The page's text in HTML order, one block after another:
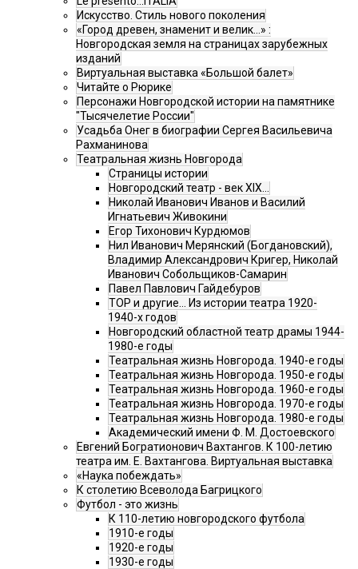
Искусство. Стиль нового поколения
«Город древен, знаменит и велик…» :
Новгородская земля на страницах зарубежных
изданий
Виртуальная выставка «Большой балет»
Читайте о Рюрике
Персонажи Новгородской истории на памятнике
"Тысячелетие России"
Усадьба Онег в биографии Сергея Васильевича
Рахманинова
Театральная жизнь Новгорода
Страницы истории
Новгородский театр - век XIX…
Николай Иванович Иванов и Василий
Игнатьевич Живокини
Егор Тихонович Курдюмов
Нил Иванович Мерянский (Богдановский),
Владимир Александрович Кригер, Николай
Иванович Собольщиков-Самарин
Павел Павлович Гайдебуров
ТОР и другие… Из истории театра 1920-
1940-х годов
Новгородский областной театр драмы 1944-
1980-е годы
Театральная жизнь Новгорода. 1940-е годы
Театральная жизнь Новгорода. 1950-е годы
Театральная жизнь Новгорода. 1960-е годы
Театральная жизнь Новгорода. 1970-е годы
Театральная жизнь Новгорода. 1980-е годы
Академический имени Ф. М. Достоевского
Евгений Богратионович Вахтангов. К 100-летию
театра им. Е. Вахтангова. Виртуальная выставка
«Наука побеждать»
К столетию Всеволода Багрицкого
Футбол - это жизнь
К 110-летию новгородского футбола
1910-е годы
1920-е годы
1930-е годы